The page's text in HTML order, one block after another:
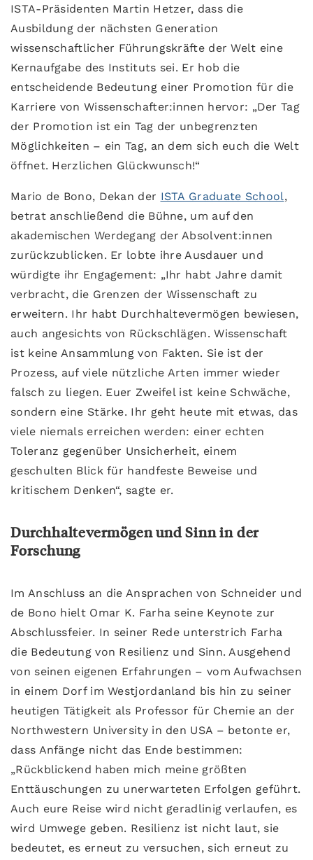
ISTA-Präsidenten Martin Hetzer, dass die
Ausbildung der nächsten Generation
wissenschaftlicher Führungskräfte der Welt eine
Kernaufgabe des Instituts sei. Er hob die
entscheidende Bedeutung einer Promotion für die
Karriere von Wissenschafter:innen hervor: „Der Tag
der Promotion ist ein Tag der unbegrenzten
Möglichkeiten – ein Tag, an dem sich euch die Welt
öffnet. Herzlichen Glückwunsch!“
Mario de Bono, Dekan der ISTA Graduate School,
betrat anschließend die Bühne, um auf den
akademischen Werdegang der Absolvent:innen
zurückzublicken. Er lobte ihre Ausdauer und
würdigte ihr Engagement: „Ihr habt Jahre damit
verbracht, die Grenzen der Wissenschaft zu
erweitern. Ihr habt Durchhaltevermögen bewiesen,
auch angesichts von Rückschlägen. Wissenschaft
ist keine Ansammlung von Fakten. Sie ist der
Prozess, auf viele nützliche Arten immer wieder
falsch zu liegen. Euer Zweifel ist keine Schwäche,
sondern eine Stärke. Ihr geht heute mit etwas, das
viele niemals erreichen werden: einer echten
Toleranz gegenüber Unsicherheit, einem
geschulten Blick für handfeste Beweise und
kritischem Denken“, sagte er.
Durchhaltevermögen und Sinn in der
Forschung
Im Anschluss an die Ansprachen von Schneider und
de Bono hielt Omar K. Farha seine Keynote zur
Abschlussfeier. In seiner Rede unterstrich Farha
die Bedeutung von Resilienz und Sinn. Ausgehend
von seinen eigenen Erfahrungen – vom Aufwachsen
in einem Dorf im Westjordanland bis hin zu seiner
heutigen Tätigkeit als Professor für Chemie an der
Northwestern University in den USA – betonte er,
dass Anfänge nicht das Ende bestimmen:
„Rückblickend haben mich meine größten
Enttäuschungen zu unerwarteten Erfolgen geführt.
Auch eure Reise wird nicht geradlinig verlaufen, es
wird Umwege geben. Resilienz ist nicht laut, sie
bedeutet, es erneut zu versuchen, sich erneut zu